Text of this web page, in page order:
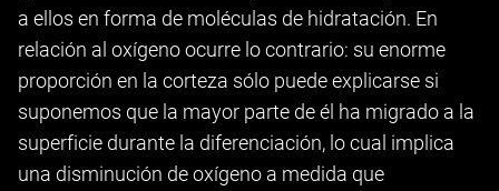
a ellos en forma de moléculas de hidratación. En
relación al oxígeno ocurre lo contrario: su enorme
proporción en la corteza sólo puede explicarse si
suponemos que la mayor parte de él ha migrado a la
superficie durante la diferenciación, lo cual implica
una disminución de oxígeno a medida que